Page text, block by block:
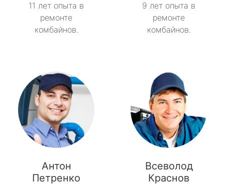
11 лет опыта в
ремонте
комбайнов.
9 лет опыта в
ремонте
комбайнов.
Антон
Петренко
Всеволод
Краснов